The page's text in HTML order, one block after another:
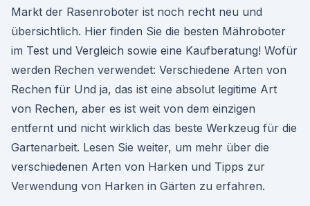
Markt der Rasenroboter ist noch recht neu und
übersichtlich. Hier finden Sie die besten Mähroboter
im Test und Vergleich sowie eine Kaufberatung! Wofür
werden Rechen verwendet: Verschiedene Arten von
Rechen für Und ja, das ist eine absolut legitime Art
von Rechen, aber es ist weit von dem einzigen
entfernt und nicht wirklich das beste Werkzeug für die
Gartenarbeit. Lesen Sie weiter, um mehr über die
verschiedenen Arten von Harken und Tipps zur
Verwendung von Harken in Gärten zu erfahren.